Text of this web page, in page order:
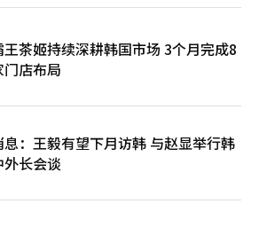
王茶姬持续深耕韩国市场 3个月完成8
门店布局
息：王毅有望下月访韩 与赵显举行韩
外长会谈